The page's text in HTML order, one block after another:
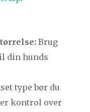
Brug
din hunds
type bør du
kontrol over